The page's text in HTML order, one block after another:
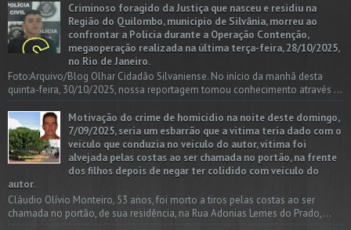
Criminoso foragido da Justiça que nasceu e residiu na
Região do Quilombo, município de Silvânia, morreu ao
confrontar a Polícia durante a Operação Contenção,
megaoperação realizada na última terça-feira, 28/10/2025,
no Rio de Janeiro.
Foto:Arquivo/Blog Olhar Cidadão Silvaniense. No início da manhã desta
quinta-feira, 30/10/2025, nossa reportagem tomou conhecimento através ...
Motivação do crime de homicídio na noite deste domingo,
7/09/2025, seria um esbarrão que a vitima teria dado com o
veículo que conduzia no veículo do autor, vítima foi
alvejada pelas costas ao ser chamada no portão, na frente
dos filhos depois de negar ter colidido com veículo do
autor.
Cláudio Olívio Monteiro, 53 anos, foi morto a tiros pelas costas ao ser
chamada no portão, de sua residência, na Rua Adonias Lemes do Prado,...